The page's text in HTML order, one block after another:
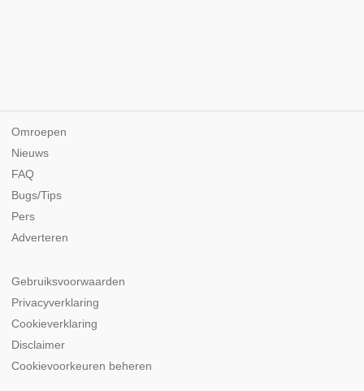
Omroepen
Nieuws
FAQ
Bugs/Tips
Pers
Adverteren
Gebruiksvoorwaarden
Privacyverklaring
Cookieverklaring
Disclaimer
Cookievoorkeuren beheren